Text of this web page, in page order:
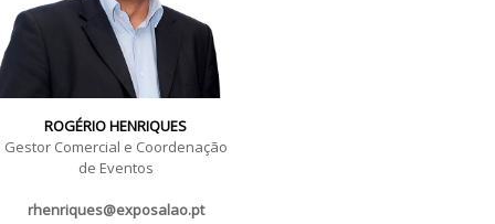
ROGÉRIO HENRIQUES
Gestor Comercial e Coordenação
de Eventos
rhenriques@exposalao.pt